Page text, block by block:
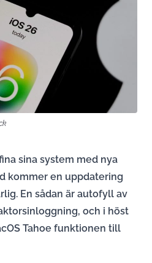
sina system med nya
kommer en uppdatering
En sådan är autofyll av
och i höst
Tahoe funktionen till